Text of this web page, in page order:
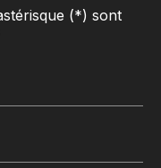
(*) sont